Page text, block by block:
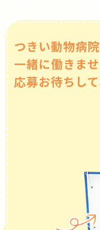
つきい動物病
⼀緒に働きま
応募お待ちして